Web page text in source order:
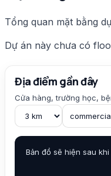
Tổng quan mặt bằng
Dự án này chưa có
Địa điểm gần đây
Cửa hàng, trường học,
Bản đồ sẽ hiện sau khi